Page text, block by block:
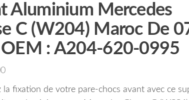
Aluminium Mercedes
C (W204) Maroc De
OEM : A204-620-0995
la fixation de votre pare-chocs avant avec ce